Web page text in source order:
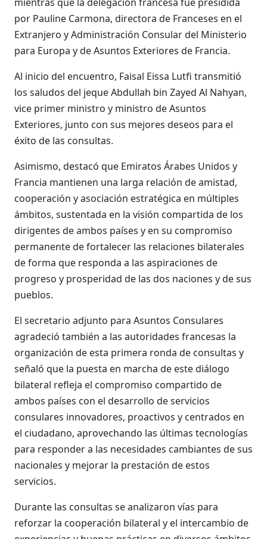
por Pauline Carmona, directora de Franceses en el
Extranjero y Administración Consular del Ministerio
para Europa y de Asuntos Exteriores de Francia.
Al inicio del encuentro, Faisal Eissa Lutfi transmitió
los saludos del jeque Abdullah bin Zayed Al Nahyan,
vice primer ministro y ministro de Asuntos
Exteriores, junto con sus mejores deseos para el
éxito de las consultas.
Asimismo, destacó que Emiratos Árabes Unidos y
Francia mantienen una larga relación de amistad,
cooperación y asociación estratégica en múltiples
ámbitos, sustentada en la visión compartida de los
dirigentes de ambos países y en su compromiso
permanente de fortalecer las relaciones bilaterales
de forma que responda a las aspiraciones de
progreso y prosperidad de las dos naciones y de sus
pueblos.
El secretario adjunto para Asuntos Consulares
agradeció también a las autoridades francesas la
organización de esta primera ronda de consultas y
señaló que la puesta en marcha de este diálogo
bilateral refleja el compromiso compartido de
ambos países con el desarrollo de servicios
consulares innovadores, proactivos y centrados en
el ciudadano, aprovechando las últimas tecnologías
para responder a las necesidades cambiantes de sus
nacionales y mejorar la prestación de estos
servicios.
Durante las consultas se analizaron vías para
reforzar la cooperación bilateral y el intercambio de